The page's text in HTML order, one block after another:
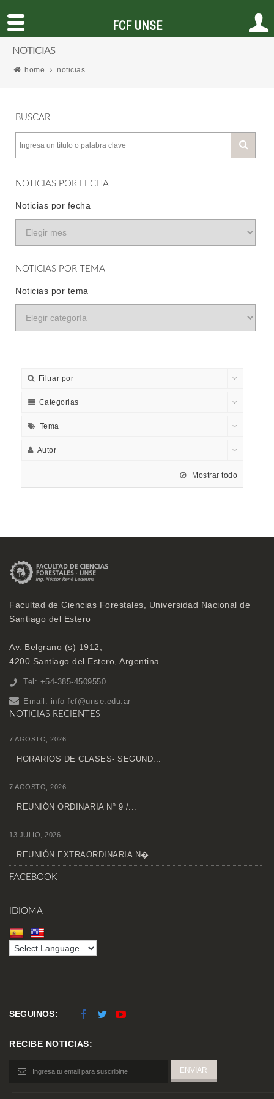
NOTICIAS
home noticias
BUSCAR
NOTICIAS POR FECHA
Noticias por fecha
NOTICIAS POR TEMA
Noticias por tema
Filtrar por
Categorias
Tema
Autor
Mostrar todo
Facultad de Ciencias Forestales, Universidad Nacional de
Santiago del Estero
Av. Belgrano (s) 1912,
4200 Santiago del Estero, Argentina
Tel: +54-385-4509550
Email: info-fcf@unse.edu.ar
NOTICIAS RECIENTES
7 AGOSTO, 2026
HORARIOS DE CLASES- SEGUND...
7 AGOSTO, 2026
REUNIÓN ORDINARIA Nº 9 /...
13 JULIO, 2026
REUNIÓN EXTRAORDINARIA N�...
FACEBOOK
IDIOMA
SEGUINOS:
RECIBE NOTICIAS:
FCF UNSE